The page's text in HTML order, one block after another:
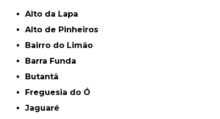
Alto da Lapa
Alto de Pinheiros
Bairro do Limão
Barra Funda
Butantã
Freguesia do Ó
Jaguaré